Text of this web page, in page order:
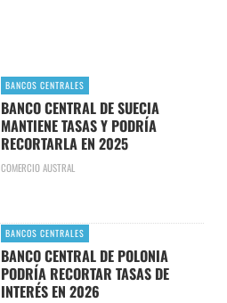
BANCOS CENTRALES
BANCO CENTRAL DE SUECIA
MANTIENE TASAS Y PODRÍA
RECORTARLA EN 2025
COMERCIO AUSTRAL
BANCOS CENTRALES
BANCO CENTRAL DE POLONIA
PODRÍA RECORTAR TASAS DE
INTERÉS EN 2026